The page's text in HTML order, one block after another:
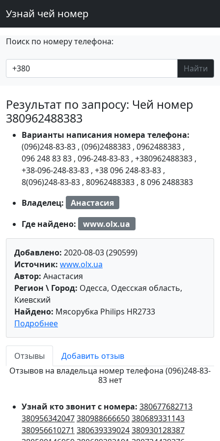
Узнай чей номер
Поиск по номеру телефона:
Найти
Результат по запросу: Чей номер
380962488383
Варианты написания номера телефона:
(096)248-83-83 , (096)2488383 , 0962488383 ,
096 248 83 83 , 096-248-83-83 , +380962488383 ,
+38-096-248-83-83 , +38 096 248-83-83 ,
8(096)248-83-83 , 80962488383 , 8 096 2488383
Владелец:
Анастасия
Где найдено:
www.olx.ua
Добавлено: 2020-08-03 (290599)
Источник: www.olx.ua
Автор: Анастасия
Регион \ Город: Одесса, Одесская область,
Киевский
Найдено: Мясорубка Philips HR2733
Подробнее
Отзывы
Добавить отзыв
Отзывов на владельца номер телефона (096)248-83-
83 нет
Узнай кто звонит с номера: 380677682713
380956342047380988666650380689331143
380956610271 380639339024380930128387